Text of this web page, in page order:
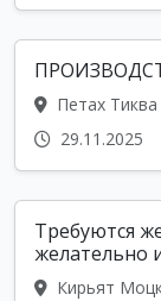
Петах Тиква
29.11.2025
Требуются
желательно
Кирьят